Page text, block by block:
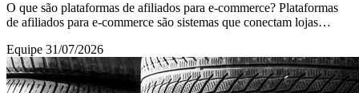
O que são plataformas de afiliados para e-commerce? Plataformas
de afiliados para e-commerce são sistemas que conectam lojas
Equipe 31/07/2026